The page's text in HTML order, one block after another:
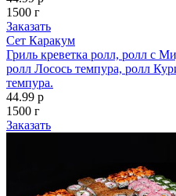
1500 г
Заказать
Сет Каракум
Гриль креветка ролл, ролл с
ролл Лосось темпура, ролл
темпура.
44.99 р
1500 г
Заказать